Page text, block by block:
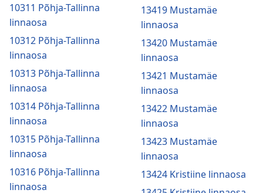
10311 Põhja-Tallinna
linnaosa
10312 Põhja-Tallinna
linnaosa
10313 Põhja-Tallinna
linnaosa
10314 Põhja-Tallinna
linnaosa
10315 Põhja-Tallinna
linnaosa
10316 Põhja-Tallinna
linnaosa
13419 Mustamäe
linnaosa
13420 Mustamäe
linnaosa
13421 Mustamäe
linnaosa
13422 Mustamäe
linnaosa
13423 Mustamäe
linnaosa
13424 Kristiine linnaosa